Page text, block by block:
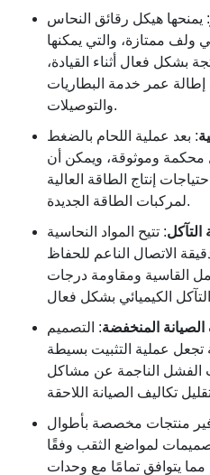
: يمنحها هيكل رقائق النحاس
ولف ممتازة، والتي يمكنها
بشكل فعال أثناء القيادة،
إطالة عمر خدمة البطاريات
والتوصيلات.
: بعد عملية اللحام بالضغط
محكمة وموثوقة، ويمكن أن
إنتاج الطاقة العالية
لمركبات الطاقة الجديدة.
التآكل: تتيح المواد النحاسية
الاتصال الناعم للحفاظ
القاسية ومقاومة درجات
المنخفضة: التصميم
تجعل عملية التثبيت بسيطة
الفشل الناجمة عن مشاكل
منتجات مخصصة بأطوال
لمواضع الثقب وفقًا
مما يتوافق تمامًا مع وحدات